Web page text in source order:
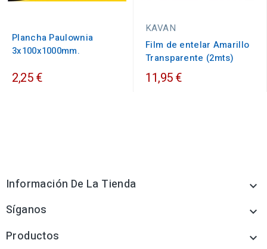
Plancha Paulownia
3x100x1000mm.
2,25 €
KAVAN
Film de entelar Amarillo
Transparente (2mts)
11,95 €
Información De La Tienda 
Síganos 
Productos 